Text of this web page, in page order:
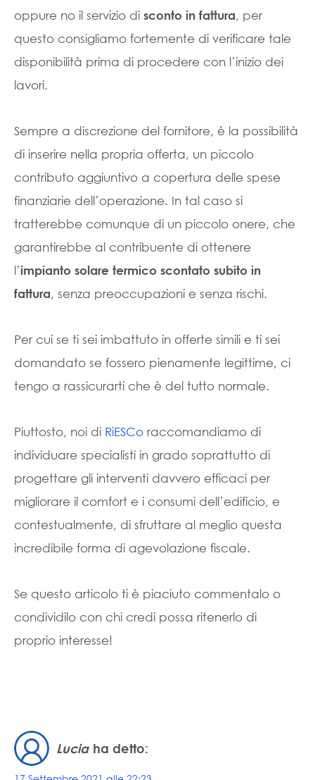
oppure no il servizio di sconto in fattura, per
questo consigliamo fortemente di verificare tale
disponibilità prima di procedere con l’inizio dei
lavori.
Sempre a discrezione del fornitore, è la possibilità
di inserire nella propria offerta, un piccolo
contributo aggiuntivo a copertura delle spese
finanziarie dell’operazione. In tal caso si
tratterebbe comunque di un piccolo onere, che
garantirebbe al contribuente di ottenere
l’impianto solare termico scontato subito in
fattura, senza preoccupazioni e senza rischi.
Per cui se ti sei imbattuto in offerte simili e ti sei
domandato se fossero pienamente legittime, ci
tengo a rassicurarti che è del tutto normale.
Piuttosto, noi di RiESCo raccomandiamo di
individuare specialisti in grado soprattutto di
progettare gli interventi davvero efficaci per
migliorare il comfort e i consumi dell’edificio, e
contestualmente, di sfruttare al meglio questa
incredibile forma di agevolazione fiscale.
Se questo articolo ti è piaciuto commentalo o
condividilo con chi credi possa ritenerlo di
proprio interesse!
Lucia ha detto: